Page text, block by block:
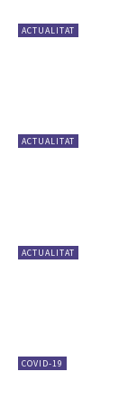
ACTUALITAT
ACTUALITAT
ACTUALITAT
COVID-19